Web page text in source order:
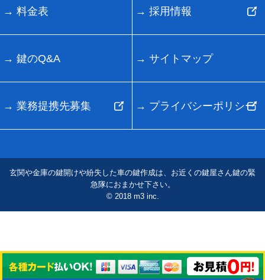
料金表 採用情報
鍵のQ&A サイトマップ
業務提携先募集 プライバシーポリシー
玄関や金庫の鍵開けや紛失した車の鍵作成は、お近くの鍵屋さん鍵の緊
急隊におまかせ下さい。
© 2018 m3 inc.